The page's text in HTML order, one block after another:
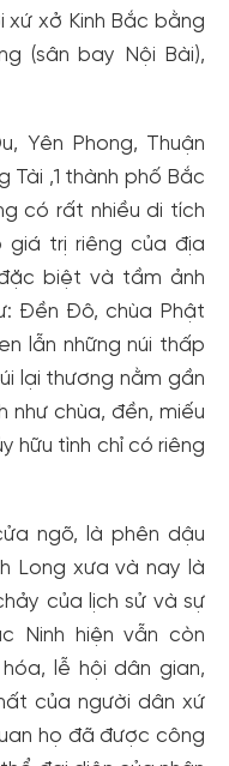
xở Kinh Bắc bằng
(sân bay Nội Bài),
Yên Phong, Thuận
Tài ,1 thành phố Bắc
có rất nhiều di tích
giá trị riêng của địa
biệt và tầm ảnh
Đền Đô, chùa Phật
lẫn những núi thấp
lại thương nằm gần
như chùa, đền, miếu
hữu tình chỉ có riêng
ngõ, là phên dậu
Long xưa và nay là
của lịch sử và sự
Ninh hiện vẫn còn
lễ hội dân gian,
của người dân xứ
họ đã được công